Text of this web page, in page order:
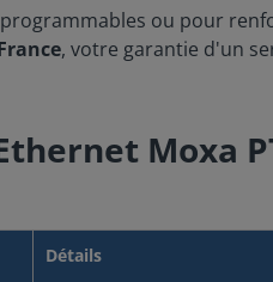
ou pour
, votre garantie d'un
Moxa
Détails